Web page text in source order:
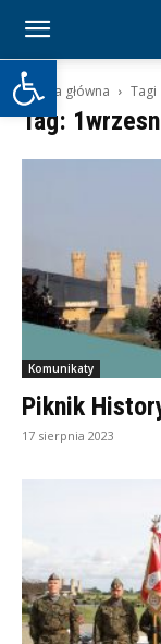
Otwórz pasek narzędzi
Strona główna Tagi
Tag:
Komunikaty
Piknik
17 sierpnia 2023